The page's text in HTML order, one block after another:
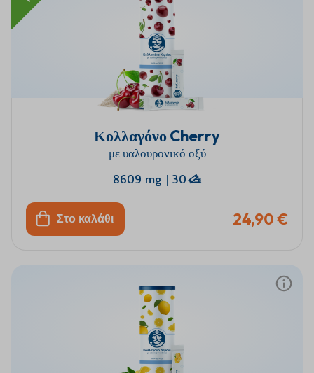
Κολλαγόνο Cherry
με υαλουρονικό οξύ
8609 mg | 30
Στο καλάθι 24,90 €